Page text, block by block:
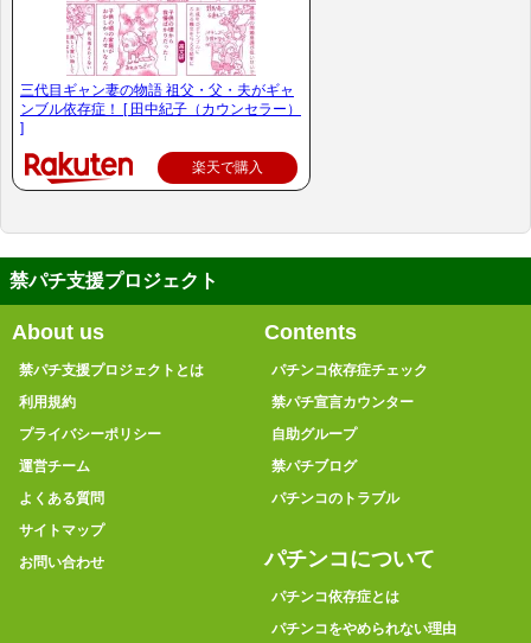
三代目ギャン妻の物語 祖父・父・夫がギャ
ンブル依存症！ [ 田中紀子（カウンセラー）
]
楽天で購入
禁パチ支援プロジェクト
About us
禁パチ支援プロジェクトとは
利用規約
プライバシーポリシー
運営チーム
よくある質問
サイトマップ
お問い合わせ
Contents
パチンコ依存症チェック
禁パチ宣言カウンター
自助グループ
禁パチブログ
パチンコのトラブル
パチンコについて
パチンコ依存症とは
パチンコをやめられない理由